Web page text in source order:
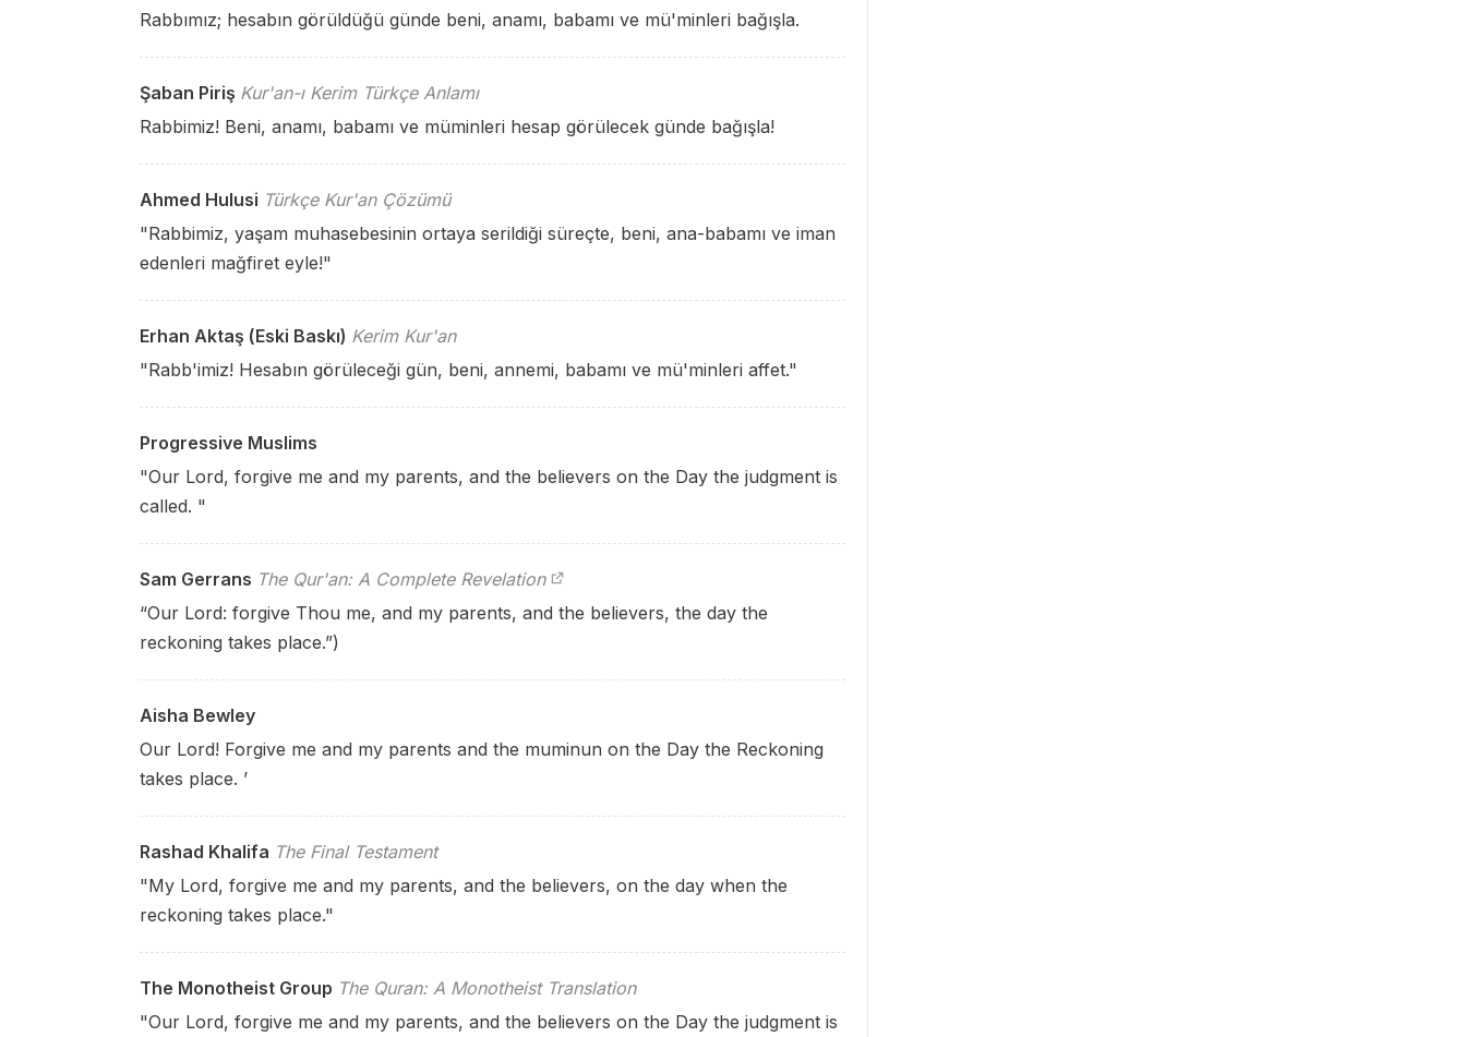
Rabbımız; hesabın görüldüğü günde beni, anamı, babamı ve mü'minleri bağışla.
Şaban Piriş Kur'an-ı Kerim Türkçe Anlamı
Rabbimiz! Beni, anamı, babamı ve müminleri hesap görülecek günde bağışla!
Ahmed Hulusi Türkçe Kur'an Çözümü
"Rabbimiz, yaşam muhasebesinin ortaya serildiği süreçte, beni, ana-babamı ve iman
edenleri mağfiret eyle!"
Erhan Aktaş (Eski Baskı) Kerim Kur'an
"Rabb'imiz! Hesabın görüleceği gün, beni, annemi, babamı ve mü'minleri affet."
Progressive Muslims
"Our Lord, forgive me and my parents, and the believers on the Day the judgment is
called. "
Sam Gerrans The Qur'an: A Complete Revelation
“Our Lord: forgive Thou me, and my parents, and the believers, the day the
reckoning takes place.”)
Aisha Bewley
Our Lord! Forgive me and my parents and the muminun on the Day the Reckoning
takes place. ’
Rashad Khalifa The Final Testament
"My Lord, forgive me and my parents, and the believers, on the day when the
reckoning takes place."
The Monotheist Group The Quran: A Monotheist Translation
"Our Lord, forgive me and my parents, and the believers on the Day the judgment is